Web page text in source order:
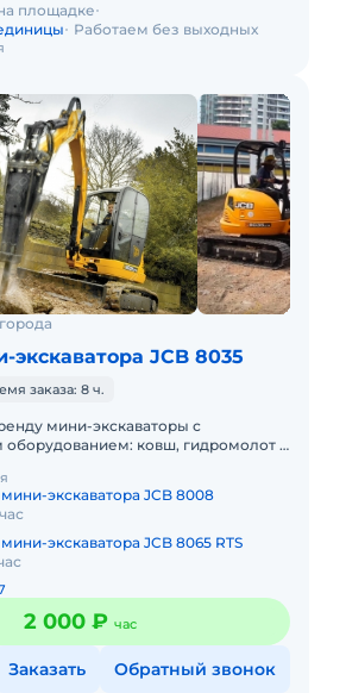
площадке
Работаем без выходных
JCB 8035
заказа: 8 ч.
мини-экскаваторы с
ковш, гидромолот и
экскаватора JCB 8008
экскаватора JCB 8065 RTS
2 000 ₽ час
Заказать Обратный звонок